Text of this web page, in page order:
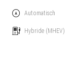
Automatisch
Hybride (MHEV)